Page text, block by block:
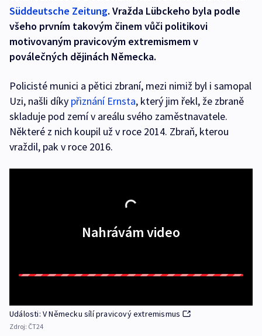
Süddeutsche Zeitung. Vražda Lübckeho byla podle
všeho prvním takovým činem vůči politikovi
motivovaným pravicovým extremismem v
poválečných dějinách Německa.
Policisté munici a pětici zbraní, mezi nimiž byl i samopal
Uzi, našli díky přiznání Ernsta, který jim řekl, že zbraně
skladuje pod zemí v areálu svého zaměstnavatele.
Některé z nich koupil už v roce 2014. Zbraň, kterou
vraždil, pak v roce 2016.
Nahrávám video
Události: V Německu sílí pravicový extremismus
Zdroj: ČT24